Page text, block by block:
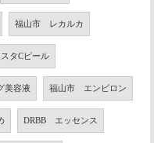
福山市 レカルカ
スタCピール
美容液 福山市 エンビロン
DRBB エッセンス